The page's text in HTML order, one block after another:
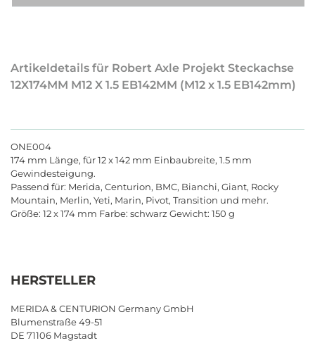
Artikeldetails für Robert Axle Projekt Steckachse
12X174MM M12 X 1.5 EB142MM (M12 x 1.5 EB142mm)
ONE004
174 mm Länge, für 12 x 142 mm Einbaubreite, 1.5 mm
Gewindesteigung.
Passend für: Merida, Centurion, BMC, Bianchi, Giant, Rocky
Mountain, Merlin, Yeti, Marin, Pivot, Transition und mehr.
Größe: 12 x 174 mm Farbe: schwarz Gewicht: 150 g
HERSTELLER
MERIDA & CENTURION Germany GmbH
Blumenstraße 49-51
DE 71106 Magstadt